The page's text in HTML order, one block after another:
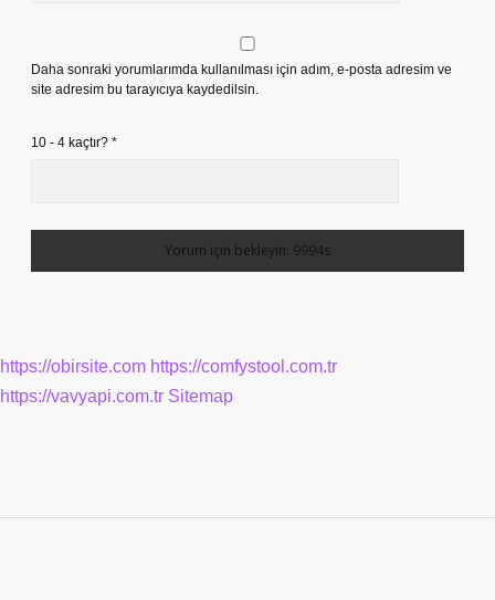
Daha sonraki yorumlarımda kullanılması için adım, e-posta adresim ve
site adresim bu tarayıcıya kaydedilsin.
10 - 4 kaçtır? *
https://obirsite.com https://comfystool.com.tr
https://vavyapi.com.tr Sitemap